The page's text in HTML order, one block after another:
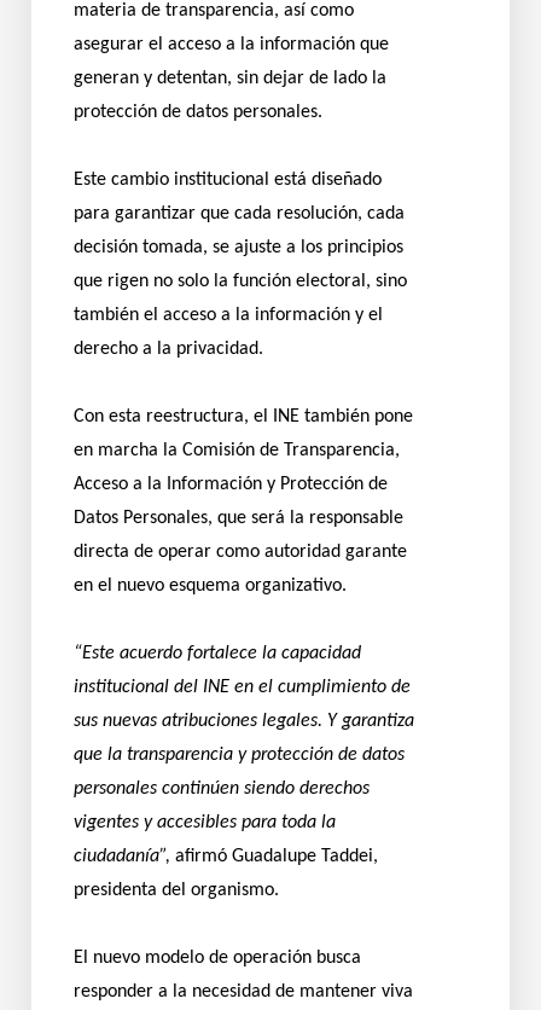
materia de transparencia, así como
asegurar el acceso a la información que
generan y detentan, sin dejar de lado la
protección de datos personales.
Este cambio institucional está diseñado
para garantizar que cada resolución, cada
decisión tomada, se ajuste a los principios
que rigen no solo la función electoral, sino
también el acceso a la información y el
derecho a la privacidad.
Con esta reestructura, el INE también pone
en marcha la Comisión de Transparencia,
Acceso a la Información y Protección de
Datos Personales, que será la responsable
directa de operar como autoridad garante
en el nuevo esquema organizativo.
“Este acuerdo fortalece la capacidad
institucional del INE en el cumplimiento de
sus nuevas atribuciones legales. Y garantiza
que la transparencia y protección de datos
personales continúen siendo derechos
vigentes y accesibles para toda la
ciudadanía”, afirmó Guadalupe Taddei,
presidenta del organismo.
El nuevo modelo de operación busca
responder a la necesidad de mantener viva